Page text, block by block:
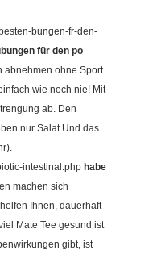
bungen-fr-den-
für den po
abnehmen ohne Sport
wie noch nie! Mit
ab. Den
nur Salat Und das
intestinal.php habe
machen sich
Ihnen, dauerhaft
Mate Tee gesund ist
gibt, ist